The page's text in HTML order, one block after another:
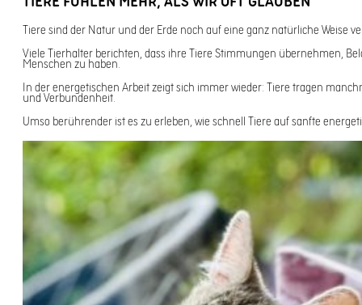
Tiere sind der Natur und der Erde noch auf eine ganz natürliche
Viele Tierhalter berichten, dass ihre Tiere Stimmungen übernehmen,
Menschen zu haben.
In der energetischen Arbeit zeigt sich immer wieder: Tiere tragen
und Verbundenheit.
Umso berührender ist es zu erleben, wie schnell Tiere auf sanfte